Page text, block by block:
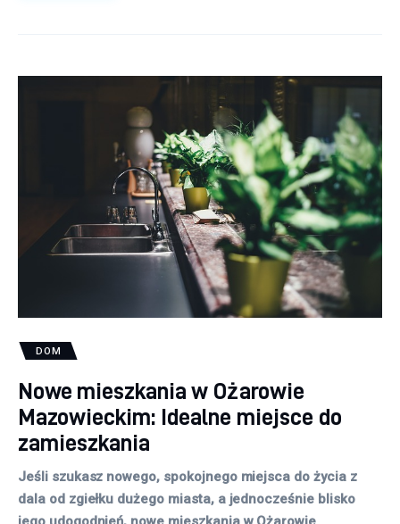
DOM
Nowe mieszkania w Ożarowie
Mazowieckim: Idealne miejsce do
zamieszkania
Jeśli szukasz nowego, spokojnego miejsca do życia z
dala od zgiełku dużego miasta, a jednocześnie blisko